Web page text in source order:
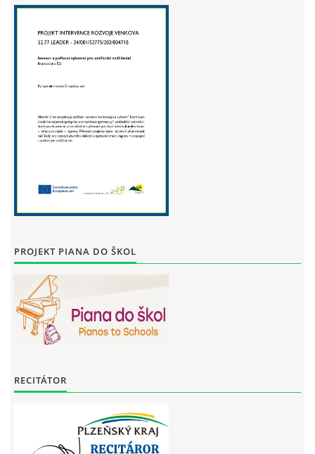
PROJEKT PIANA DO ŠKOL
RECITÁTOR